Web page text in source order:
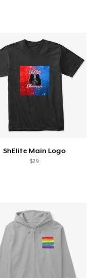
ShElite Main Logo
$29